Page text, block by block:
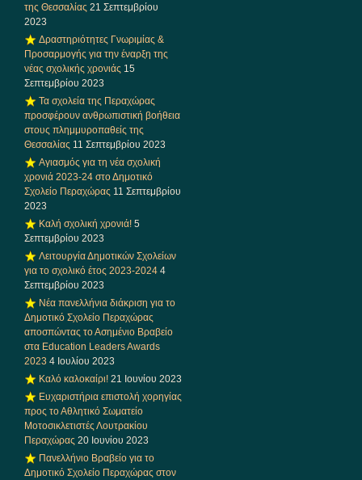
της Θεσσαλίας 21 Σεπτεμβρίου
2023
Δραστηριότητες Γνωριμίας &
Προσαρμογής για την έναρξη της
νέας σχολικής χρονιάς 15
Σεπτεμβρίου 2023
Τα σχολεία της Περαχώρας
προσφέρουν ανθρωπιστική βοήθεια
στους πλημμυροπαθείς της
Θεσσαλίας 11 Σεπτεμβρίου 2023
Αγιασμός για τη νέα σχολική
χρονιά 2023-24 στο Δημοτικό
Σχολείο Περαχώρας 11 Σεπτεμβρίου
2023
Καλή σχολική χρονιά! 5
Σεπτεμβρίου 2023
Λειτουργία Δημοτικών Σχολείων
για το σχολικό έτος 2023-2024 4
Σεπτεμβρίου 2023
Νέα πανελλήνια διάκριση για το
Δημοτικό Σχολείο Περαχώρας
αποσπώντας το Ασημένιο Βραβείο
στα Education Leaders Awards
2023 4 Ιουλίου 2023
Καλό καλοκαίρι! 21 Ιουνίου 2023
Ευχαριστήρια επιστολή χορηγίας
προς το Αθλητικό Σωματείο
Μοτοσικλετιστές Λουτρακίου
Περαχώρας 20 Ιουνίου 2023
Πανελλήνιο Βραβείο για το
Δημοτικό Σχολείο Περαχώρας στον